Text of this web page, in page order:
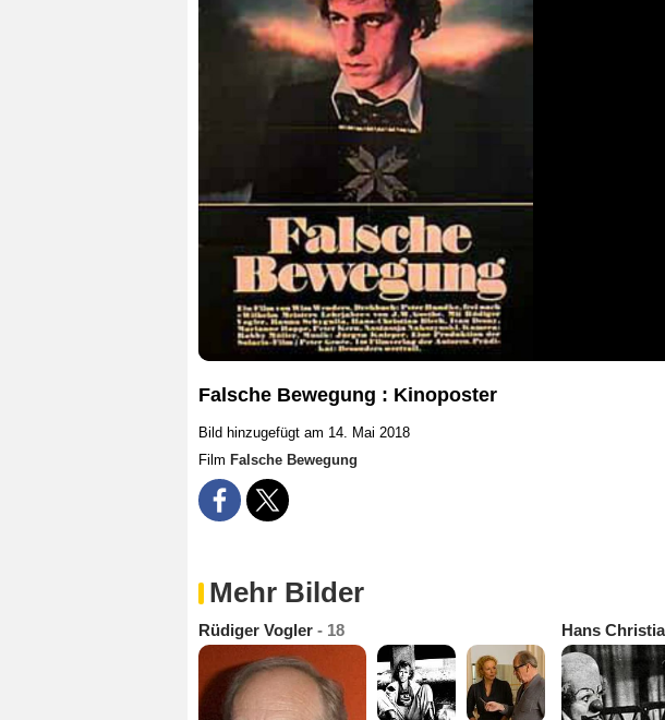
Falsche Bewegung : Kinoposter
Bild hinzugefügt am 14. Mai 2018
Film Falsche Bewegung
Mehr Bilder
Rüdiger Vogler - 18 Hans